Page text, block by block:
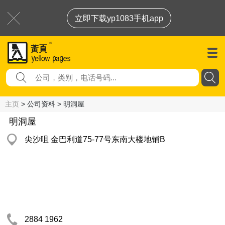
立即下载yp1083手机app
主页 > 公司资料 > 明洞屋
明洞屋
尖沙咀 金巴利道75-77号东南大楼地铺B
2884 1962